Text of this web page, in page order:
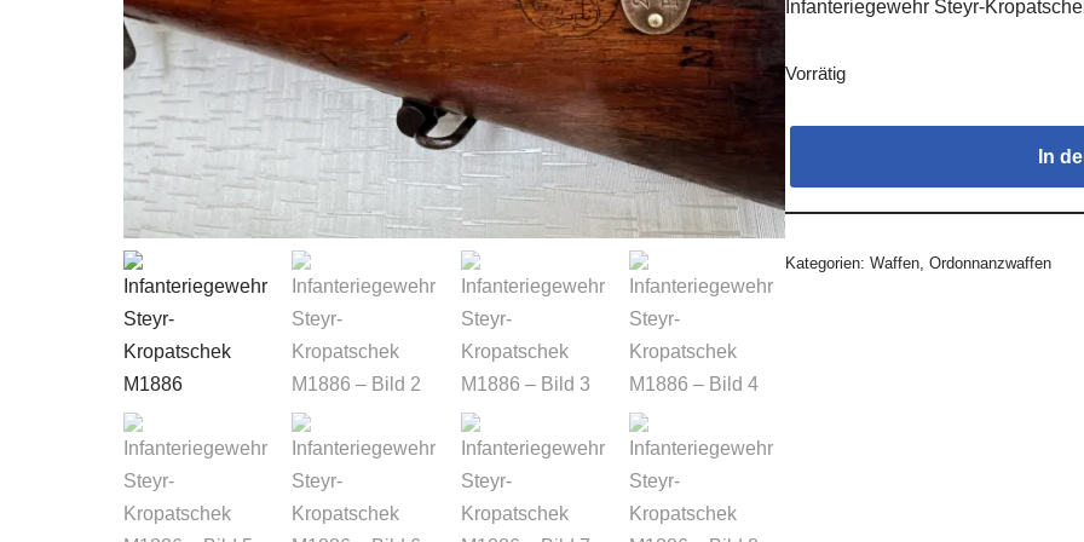
Infanteriegewehr Steyr-
Vorrätig
In
Kategorien:Waffen,Ordonnanzwaffen